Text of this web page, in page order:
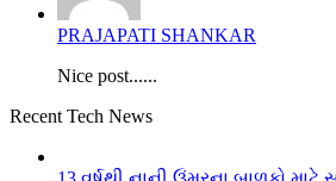
PRAJAPATI SHANKAR
Nice post......
Recent Tech News